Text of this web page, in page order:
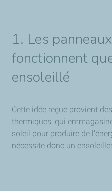
1. Les
fonctionnent
ensoleillé
Cette idée reçue provient
thermiques, qui
soleil pour produire de
nécessite donc un